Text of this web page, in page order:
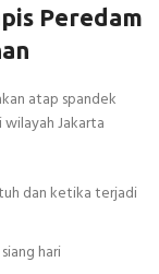
Peredam
atap spandek
Jakarta
dan ketika terjadi
hari